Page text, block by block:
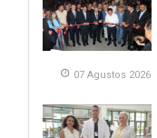
İlgi
07 Agustos 2026